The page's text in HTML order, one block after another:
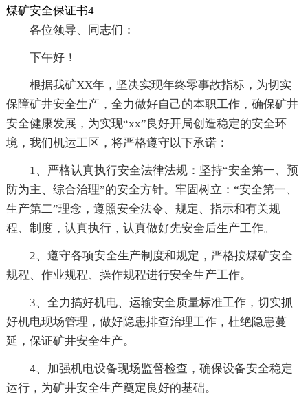
煤矿安全保证书4
各位领导、同志们：
下午好！
根据我矿XX年，坚决实现年终零事故指标，为切实
保障矿井安全生产，全力做好自己的本职工作，确保矿井
安全健康发展，为实现“xx”良好开局创造稳定的安全环
境，我们机运工区，将严格遵守以下承诺：
1、严格认真执行安全法律法规：坚持“安全第一、预
防为主、综合治理”的安全方针。牢固树立：“安全第一、
生产第二”理念，遵照安全法令、规定、指示和有关规
程、制度，认真执行，认真做好先安全后生产工作。
2、遵守各项安全生产制度和规定，严格按煤矿安全
规程、作业规程、操作规程进行安全生产工作。
3、全力搞好机电、运输安全质量标准工作，切实抓
好机电现场管理，做好隐患排查治理工作，杜绝隐患蔓
延，保证矿井安全生产。
4、加强机电设备现场监督检查，确保设备安全稳定
运行，为矿井安全生产奠定良好的基础。